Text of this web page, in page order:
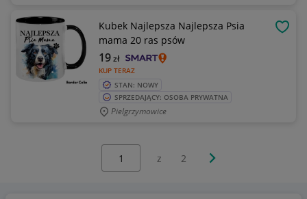
Kubek Najlepsza Najlepsza Psia
mama 20 ras psów
KUP TERAZ
19zł
STAN: NOWY
SPRZEDAJĄCY: OSOBA PRYWATNA
Pielgrzymowice
z 2 Następna strona